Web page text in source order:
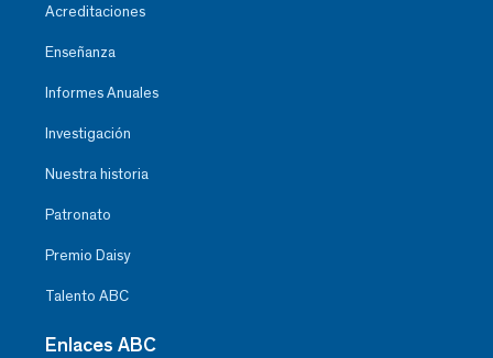
Acreditaciones
Enseñanza
Informes Anuales
Investigación
Nuestra historia
Patronato
Premio Daisy
Talento ABC
Enlaces ABC